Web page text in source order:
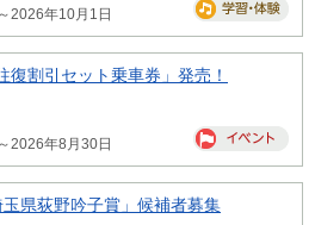
2026年10月1日
復割引セット乗車券」発売！
2026年8月30日
県荻野吟子賞」候補者募集